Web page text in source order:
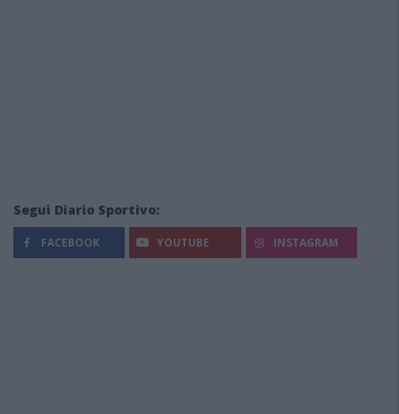
Segui Diario Sportivo:
FACEBOOK YOUTUBE INSTAGRAM